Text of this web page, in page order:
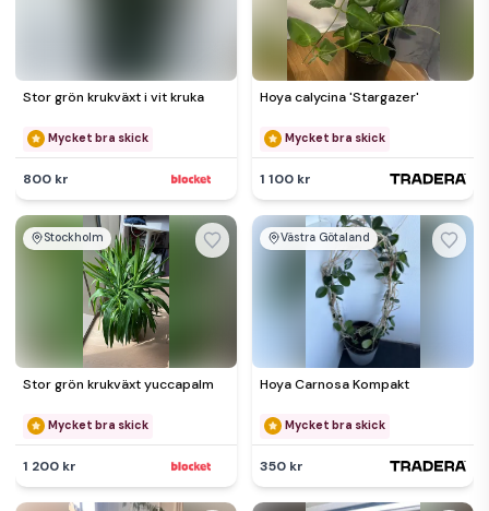
Stor grön krukväxt i vit kruka
Mycket bra skick
800 kr
Hoya calycina 'Stargazer'
Mycket bra skick
1 100 kr
Stockholm
Stor grön krukväxt yuccapalm
Mycket bra skick
1 200 kr
Västra Götaland
Hoya Carnosa Kompakt
Mycket bra skick
350 kr